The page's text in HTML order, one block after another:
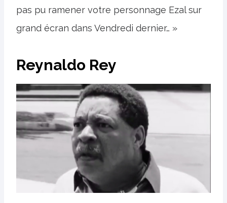
pas pu ramener votre personnage Ezal sur
grand écran dans Vendredi dernier… »
Reynaldo Rey